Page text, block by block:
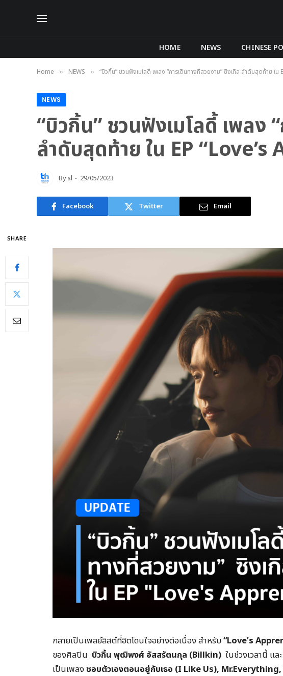
HOME NEWS CHINESE
Home » NEWS » “บิวกิ้น” ชวนฟังเมโลดี้ เพลง “การเดินทางที่สวยงาม” ซิงเกิล ลำดับสุดท้าย ใ
NEWS
“บิวกิ้น” ชวนฟังเมโลดี้ เพลง
ลำดับสุดท้าย ใน EP
Bysl 29/05/2023
Facebook Twitter Email
SHARE
กลายเป็นเพลย์ลิสต์ที่ฮิตโดนใจอย่างต่อเนื่อง สำหรับ“Love’s
ของศิลปิน บิวกิ้น พุฒิพงศ์ อัสสรัตนกุล (Billkin) ในช่วงเวลานี้ แล
เป็นเพลงชอบตัวเองตอนอยู่กับเธอ (I Like Us), Mr.Everything,